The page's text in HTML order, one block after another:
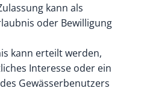
kann als
oder Bewilligung
kann erteilt werden,
Interesse oder ein
Gewässerbenutzers